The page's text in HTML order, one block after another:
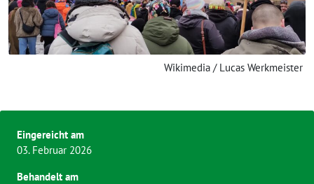
Wikimedia / Lucas Werkmeister
Eingereicht am
03. Februar 2026
Behandelt am